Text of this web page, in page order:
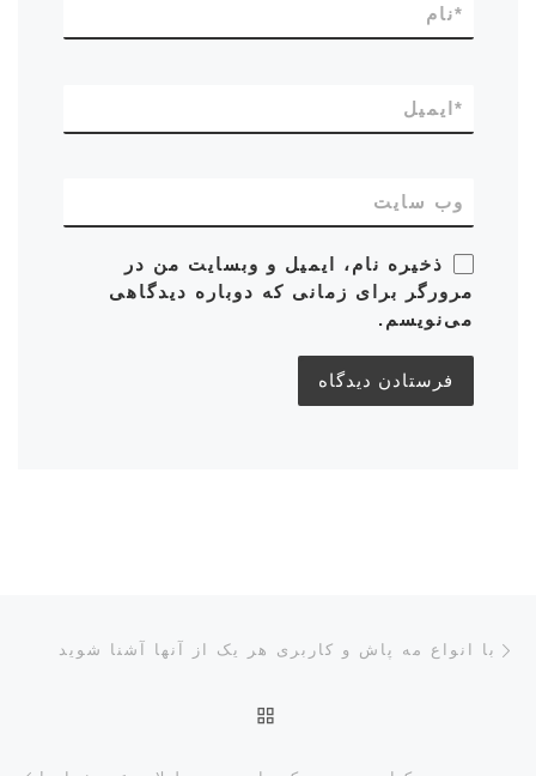
نام*
ایمیل *
وب‌ سایت
ذخیره نام، ایمیل و وبسایت من در
مرورگر برای زمانی که دوباره دیدگاهی
می‌نویسم.
ناوبری پست‌ها
با انواع مه پاش و کاربری هر یک از آنها آشنا شوید
بازگشت به صفحه اصلی